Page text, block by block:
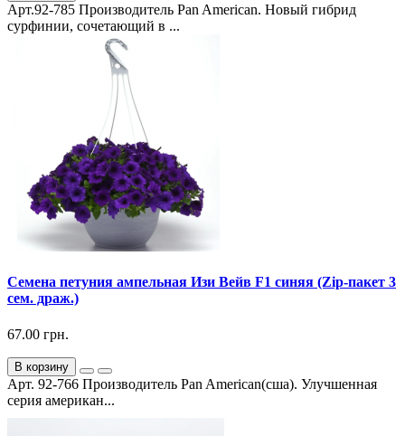
Арт.92-785 Производитель Pan American. Новый гибрид
сурфинии, сочетающий в ...
Семена петуния ампельная Изи Вейв F1 синяя (Zip-пакет 3
сем. драж.)
67.00 грн.
В корзину
Арт. 92-766 Производитель Pan American(сша). Улучшенная
серия американ...